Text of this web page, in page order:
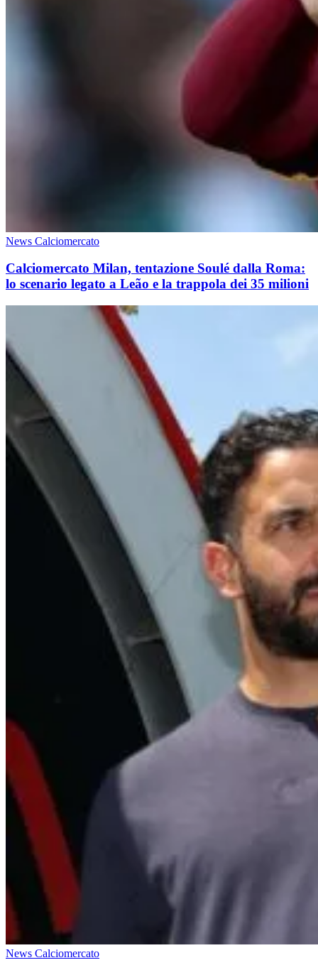
News Calciomercato
Calciomercato Milan, tentazione Soulé dalla Roma:
lo scenario legato a Leão e la trappola dei 35 milioni
News Calciomercato